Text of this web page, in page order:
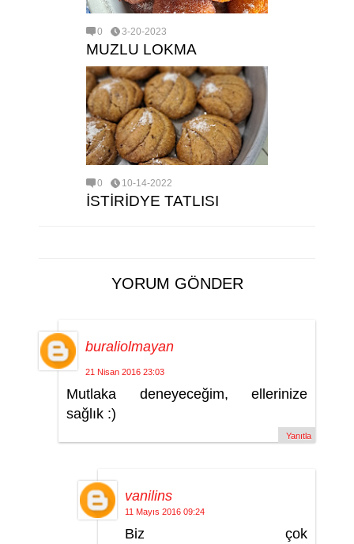
0 3-20-2023
MUZLU LOKMA
0 10-14-2022
İSTİRİDYE TATLISI
YORUM GÖNDER
buraliolmayan
21 Nisan 2016 23:03
Mutlaka deneyeceğim, ellerinize
sağlık :)
Yanıtla
vanilins
11 Mayıs 2016 09:24
Biz çok